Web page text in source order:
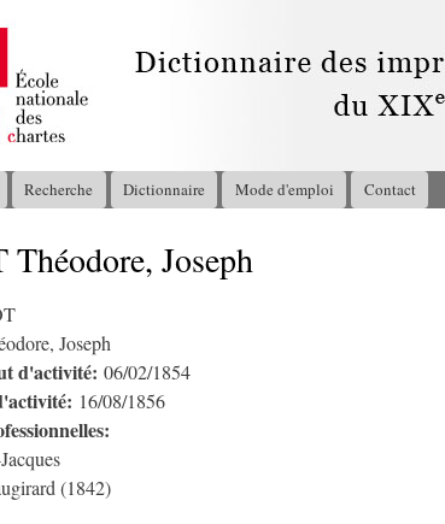
principal
Recherche Dictionnaire Mode d'emploi Contact
Joseph
Joseph
d'activité: 06/02/1854
16/08/1856
(1842)